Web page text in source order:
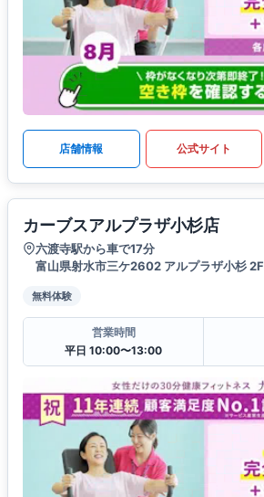
店舗情報 公式サイト
カーブスアルプラザ小杉店
六渡寺駅から車で17分
富山県射水市三ケ2602 アルプラザ小杉 2F
無料体験
営業時間
平日 10:00〜13:00